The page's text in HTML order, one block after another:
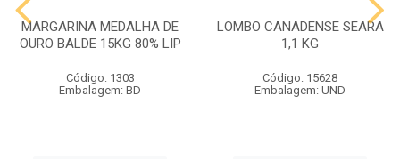
MARGARINA MEDALHA DE
OURO BALDE 15KG 80% LIP
Código: 1303
Embalagem: BD
LOMBO CANADENSE SEARA
1,1 KG
Código: 15628
Embalagem: UND